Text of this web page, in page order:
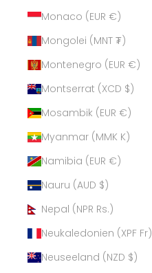
Monaco (EUR €)
Mongolei (MNT ₮)
Montenegro (EUR €)
Montserrat (XCD $)
Mosambik (EUR €)
Myanmar (MMK K)
Namibia (EUR €)
Nauru (AUD $)
Nepal (NPR Rs.)
Neukaledonien (XPF Fr)
Neuseeland (NZD $)